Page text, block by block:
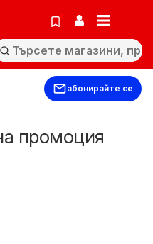
абонирайте се
промоция